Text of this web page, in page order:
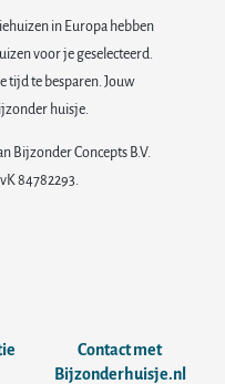
in Europa hebben
voor je geselecteerd.
tijd te besparen. Jouw
huisje.
Bijzonder Concepts B.V.
84782293.
Contact met
Bijzonderhuisje.nl